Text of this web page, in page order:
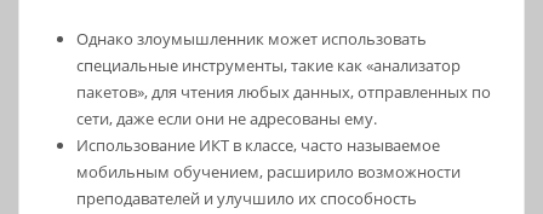
Однако злоумышленник может использовать
специальные инструменты, такие как «анализатор
пакетов», для чтения любых данных, отправленных по
сети, даже если они не адресованы ему.
Использование ИКТ в классе, часто называемое
мобильным обучением, расширило возможности
преподавателей и улучшило их способность